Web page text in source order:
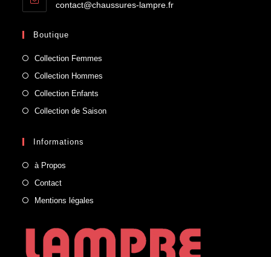
contact@chaussures-lampre.fr
Boutique
Collection Femmes
Collection Hommes
Collection Enfants
Collection de Saison
Informations
à Propos
Contact
Mentions légales